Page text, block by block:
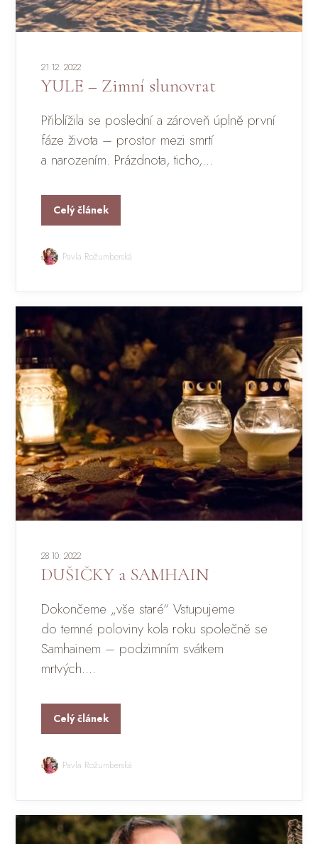
21.12. 2022
YULE – Zimní slunovrat
Přiblížila se poslední a zároveň úplně první
fáze života – prostor mezi smrtí
a narozením. Prázdnota, ticho,...
Celý článek
Pavla Rožumberská
28.10. 2022
DUŠIČKY a SAMHAIN
Dokončeme „vše staré“ Vstupujeme
do temné poloviny kola roku společně se
Samhainem – podzimním svátkem
mrtvých....
Celý článek
Pavla Rožumberská